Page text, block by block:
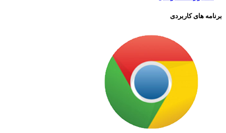
برنامه های کاربردی